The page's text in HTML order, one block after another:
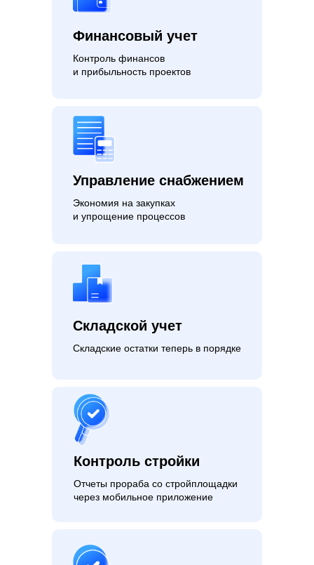
Финансовый учет
Контроль финансов
и прибыльность проектов
Управление снабжением
Экономия на закупках
и упрощение процессов
Складской учет
Складские остатки теперь в порядке
Контроль стройки
Отчеты прораба со стройплощадки
через мобильное приложение